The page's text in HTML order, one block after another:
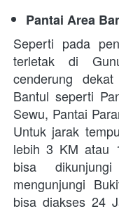
Pantai Area
Seperti pada
terletak di
cenderung
Bantul seperti
Sewu, Pantai
Untuk jarak
lebih 3 KM atau
bisa
mengunjungi
bisa diakses 24